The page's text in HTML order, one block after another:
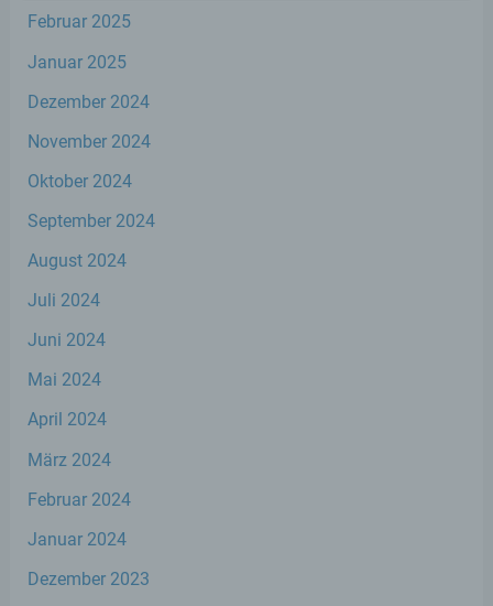
Februar 2025
Januar 2025
Dezember 2024
November 2024
Oktober 2024
September 2024
August 2024
Juli 2024
Juni 2024
Mai 2024
April 2024
März 2024
Februar 2024
Januar 2024
Dezember 2023
Verbreitung oder eine andere Form der
Verknüpfung, die Einschränkung, das
Markierung gespeicherter
personenbezogener Daten mit dem Ziel,
ihre künftige Verarbeitung einzuschränken.
e) Profiling
Verarbeitung personenbezogener Daten,
personenbezogenen Daten verwendet
Aspekte, die sich auf eine natürliche Person
Aspekte bezüglich Arbeitsleistung,
persönlicher Vorlieben, Interessen,